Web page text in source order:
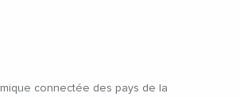
connectée des pays de la